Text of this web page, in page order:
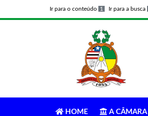
Ir para o conteúdo 1 Ir para a busca
HOME A CÂMARA